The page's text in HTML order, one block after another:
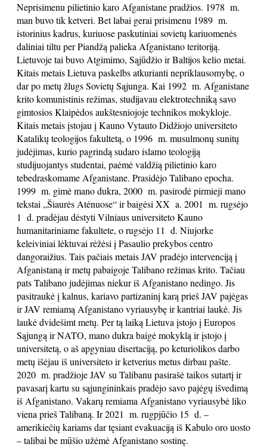
Neprisimenu pilietinio karo Afganistane pradžios. 1978 m.
man buvo tik ketveri. Bet labai gerai prisimenu 1989 m.
istorinius kadrus, kuriuose paskutiniai sovietų kariuomenės
daliniai tiltu per Piandžą palieka Afganistano teritoriją.
Lietuvoje tai buvo Atgimimo, Sąjūdžio ir Baltijos kelio metai.
Kitais metais Lietuva paskelbs atkurianti nepriklausomybę, o
dar po metų žlugs Sovietų Sąjunga. Kai 1992 m. Afganistane
krito komunistinis režimas, studijavau elektrotechniką savo
gimtosios Klaipėdos aukštesniojoje technikos mokykloje.
Kitais metais įstojau į Kauno Vytauto Didžiojo universiteto
Katalikų teologijos fakultetą, o 1996 m. musulmonų sunitų
judėjimas, kurio pagrindą sudaro islamo teologiją
studijuojantys studentai, paėmė valdžią pilietinio karo
tebedraskomame Afganistane. Prasidėjo Talibano epocha.
1999 m. gimė mano dukra, 2000 m. pasirodė pirmieji mano
tekstai „Šiaurės Atėnuose“ ir baigėsi XX a. 2001 m. rugsėjo
1 d. pradėjau dėstyti Vilniaus universiteto Kauno
humanitariniame fakultete, o rugsėjo 11 d. Niujorke
keleiviniai lėktuvai rėžėsi į Pasaulio prekybos centro
dangoraižius. Tais pačiais metais JAV pradėjo intervenciją į
Afganistaną ir metų pabaigoje Talibano režimas krito. Tačiau
pats Talibano judėjimas niekur iš Afganistano nedingo. Jis
pasitraukė į kalnus, kariavo partizaninį karą prieš JAV pajėgas
ir JAV remiamą Afganistano vyriausybę ir kantriai laukė. Jis
laukė dvidešimt metų. Per tą laiką Lietuva įstojo į Europos
Sąjungą ir NATO, mano dukra baigė mokyklą ir įstojo į
universitetą, o aš apgyniau disertaciją, po keturiolikos darbo
metų išėjau iš universiteto ir ketverius metus dirbau pašte.
2020 m. pradžioje JAV su Talibanu pasirašė taikos sutartį ir
pavasarį kartu su sąjungininkais pradėjo savo pajėgų išvedimą
iš Afganistano. Vakarų remiama Afganistano vyriausybė liko
viena prieš Talibaną. Ir 2021 m. rugpjūčio 15 d. –
amerikiečių kariams dar tęsiant evakuaciją iš Kabulo oro uosto
– talibai be mūšio užėmė Afganistano sostinę.